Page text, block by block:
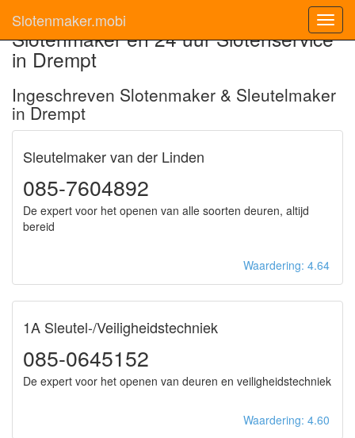
Slotenmaker.mobi
Slotenmaker en 24 uur Slotenservice
in Drempt
Ingeschreven Slotenmaker & Sleutelmaker
in Drempt
Sleutelmaker van der Linden
085-7604892
De expert voor het openen van alle soorten deuren, altijd
bereid
Waardering: 4.64
1A Sleutel-/Veiligheidstechniek
085-0645152
De expert voor het openen van deuren en veiligheidstechniek
Waardering: 4.60